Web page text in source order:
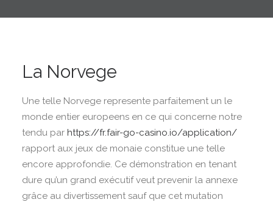
La Norvege
Une telle Norvege represente parfaitement un le
monde entier europeens en ce qui concerne notre
tendu par https://fr.fair-go-casino.io/application/
rapport aux jeux de monaie constitue une telle
encore approfondie. Ce démonstration en tenant
dure qu’un grand exécutif veut prevenir la annexe
grâce au divertissement sauf que cet mutation